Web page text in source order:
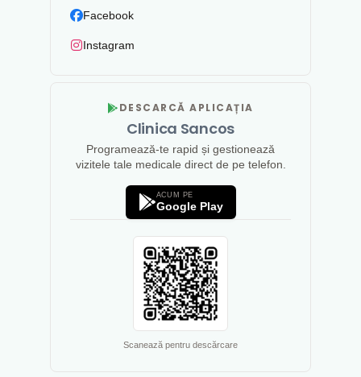
Facebook
Instagram
DESCARCĂ APLICAȚIA
Clinica Sancos
Programează-te rapid și gestionează
vizitele tale medicale direct de pe telefon.
ACUM PE
Google Play
Scanează pentru descărcare